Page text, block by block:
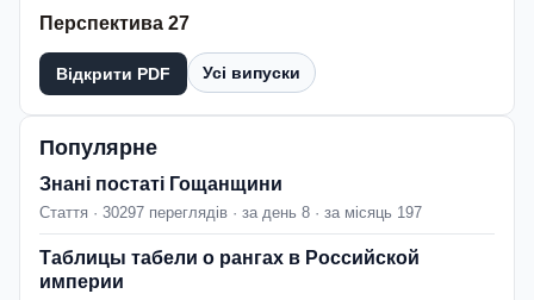
Перспектива 27
Відкрити PDF Усі випуски
Популярне
Знані постаті Гощанщини
Стаття · 30297 переглядів · за день 8 · за місяць 197
Таблицы табели о рангах в Российской
империи